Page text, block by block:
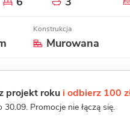
Konstrukcja
Murowana
projekt roku i odbierz 100
30.09. Promocje nie łączą się.